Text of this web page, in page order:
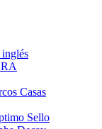
Casas
Sello